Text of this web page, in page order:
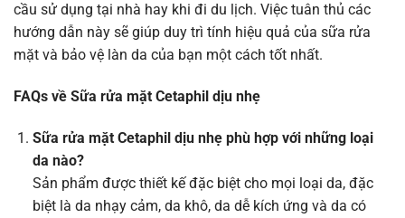
cầu sử dụng tại nhà hay khi đi du lịch. Việc tuân thủ các
hướng dẫn này sẽ giúp duy trì tính hiệu quả của sữa rửa
mặt và bảo vệ làn da của bạn một cách tốt nhất.
FAQs về Sữa rửa mặt Cetaphil dịu nhẹ
Sữa rửa mặt Cetaphil dịu nhẹ phù hợp với những loại
da nào?
Sản phẩm được thiết kế đặc biệt cho mọi loại da, đặc
biệt là da nhạy cảm, da khô, da dễ kích ứng và da có